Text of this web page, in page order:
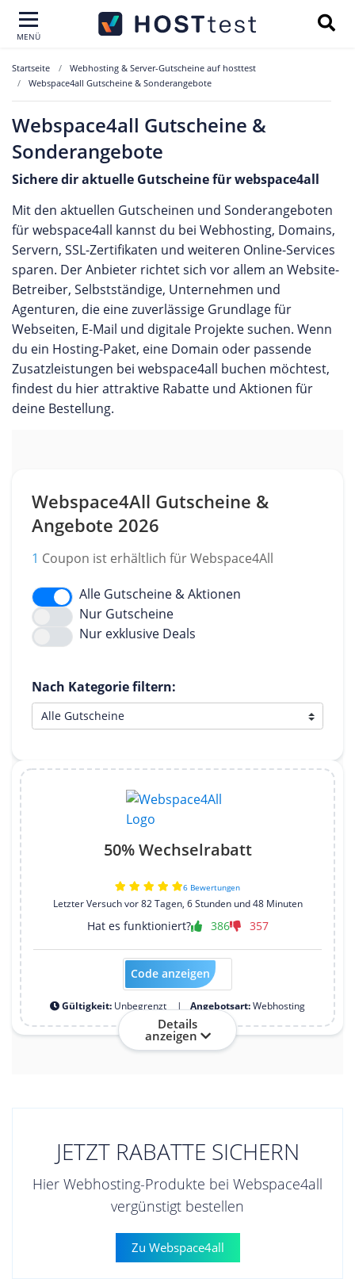
MENÜ
Startseite
Webhosting & Server-Gutscheine auf hosttest
Webspace4all Gutscheine & Sonderangebote
Webspace4all Gutscheine &
Sonderangebote
Sichere dir aktuelle Gutscheine für webspace4all
Mit den aktuellen Gutscheinen und Sonderangeboten
für webspace4all kannst du bei Webhosting, Domains,
Servern, SSL-Zertifikaten und weiteren Online-Services
sparen. Der Anbieter richtet sich vor allem an Website-
Betreiber, Selbstständige, Unternehmen und
Agenturen, die eine zuverlässige Grundlage für
Webseiten, E-Mail und digitale Projekte suchen. Wenn
du ein Hosting-Paket, eine Domain oder passende
Zusatzleistungen bei webspace4all buchen möchtest,
findest du hier attraktive Rabatte und Aktionen für
deine Bestellung.
Webspace4All Gutscheine &
Angebote 2026
1 Coupon ist erhältlich für Webspace4All
Alle Gutscheine & Aktionen
Nur Gutscheine
Nur exklusive Deals
Nach Kategorie filtern:
50% Wechselrabatt
6 Bewertungen
Letzter Versuch vor 82 Tagen, 6 Stunden und 48 Minuten
Hat es funktioniert? 386 357
wechsel50%
Code anzeigen
Gültigkeit: Unbegrenzt Angebotsart:Webhosting
Details
anzeigen
JETZT RABATTE SICHERN
Hier Webhosting-Produkte bei Webspace4all
vergünstigt bestellen
Zu Webspace4all